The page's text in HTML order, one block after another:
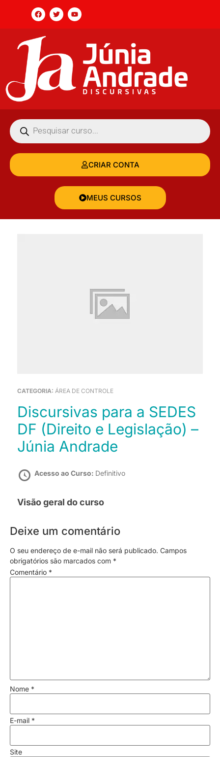
CRIAR CONTA
MEUS CURSOS
CATEGORIA: ÁREA DE CONTROLE
Discursivas para a SEDES
DF (Direito e Legislação) –
Júnia Andrade
Acesso ao Curso: Definitivo
Visão geral do curso
Deixe um comentário
O seu endereço de e-mail não será publicado. Campos
obrigatórios são marcados com *
Comentário *
Nome *
E-mail *
Site